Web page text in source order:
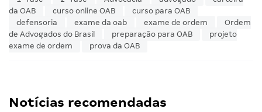
da OAB
curso online OAB
curso para OAB
defensoria
exame da oab exame de ordem
Ordem
de Advogados do Brasil
preparação para OAB
projeto
exame de ordem
prova da OAB
Notícias recomendadas